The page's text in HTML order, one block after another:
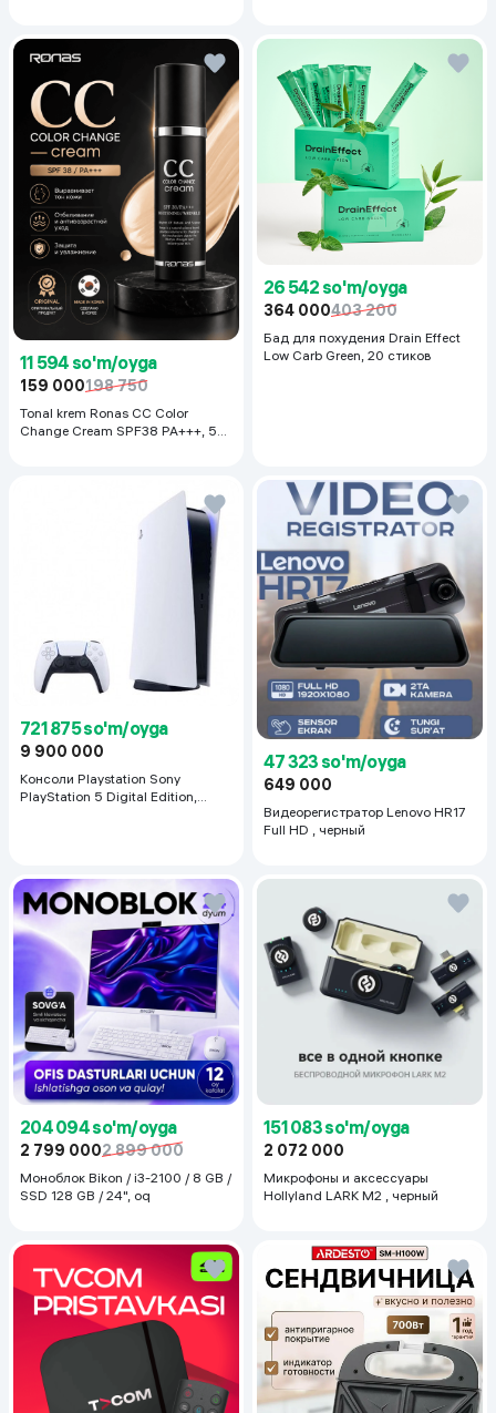
11 594 so'm/oyga
159 000198 750
Tonal krem Ronas CC Color
Change Cream SPF38 PA+++, 50
26 542 so'm/oyga
364 000403 200
Бад для похудения Drain Effect
Low Carb Green, 20 стиков
721 875 so'm/oyga
9 900 000
Консоли Playstation Sony
PlayStation 5 Digital Edition,
47 323 so'm/oyga
649 000
Видеорегистратор Lenovo HR17
Full HD , черный
204 094 so'm/oyga
2 799 0002 899 000
Моноблок Bikon / i3-2100 / 8 GB /
SSD 128 GB / 24", oq
151 083 so'm/oyga
2 072 000
Микрофоны и аксессуары
Hollyland LARK M2 , черный